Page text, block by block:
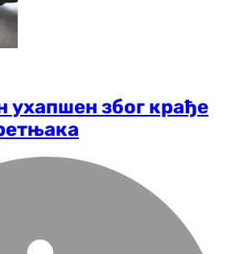
ухапшен због крађе